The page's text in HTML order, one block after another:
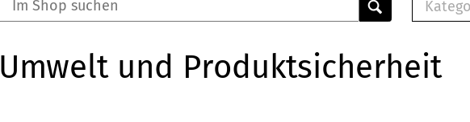
Umwelt und Produktsicherheit